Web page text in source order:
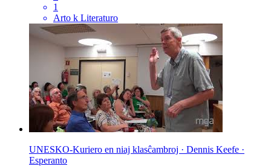
1
Arto k Literaturo
UNESKO-Kuriero en niaj klasĉambroj · Dennis Keefe ·
Esperanto